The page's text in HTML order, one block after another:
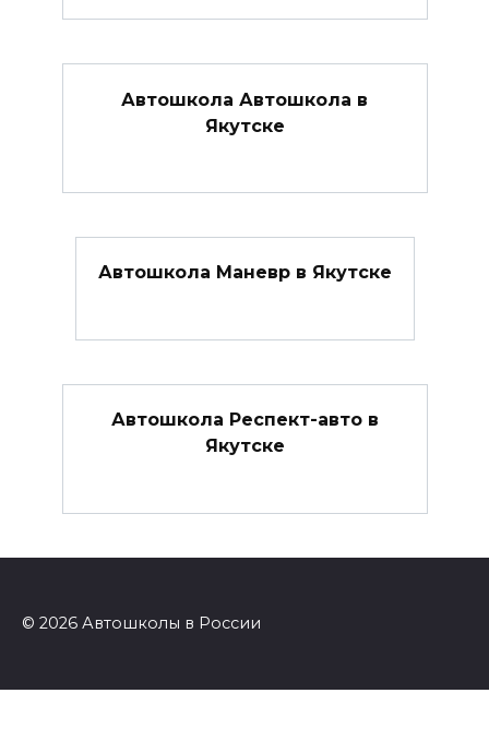
Автошкола Автошкола в
Якутске
Автошкола Маневр в Якутске
Автошкола Респект-авто в
Якутске
© 2026 Автошколы в России